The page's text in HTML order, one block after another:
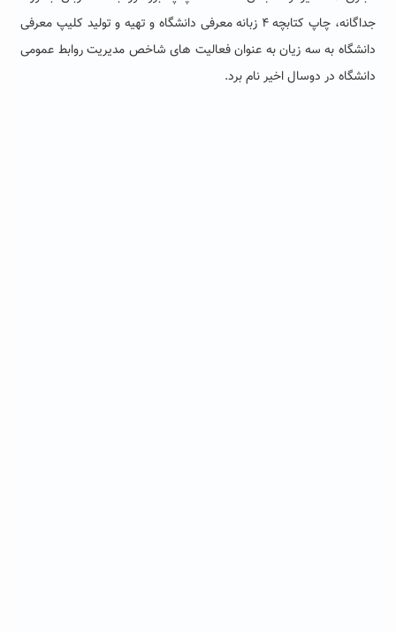
جداگانه، چاپ کتابچه ۴ زبانه معرفی دانشگاه و تهیه و تولید کلیپ معرفی
دانشگاه به سه زیان به عنوان فعالیت های شاخص مدیریت روابط عمومی
دانشگاه در دوسال اخیر نام برد.